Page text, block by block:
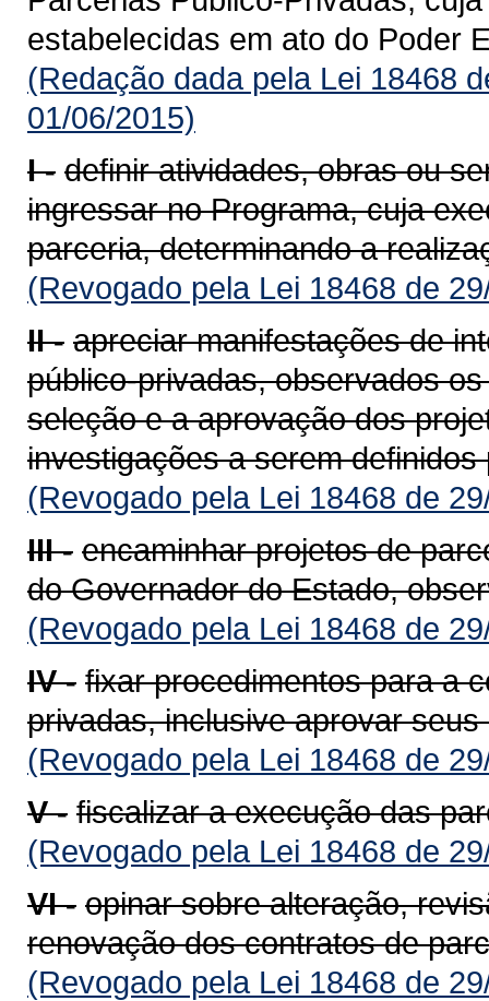
estabelecidas em ato do Poder
(Redação dada pela Lei 18468
01/06/2015)
I - definir atividades, obras ou
ingressar no Programa, cuja
parceria, determinando a
(Revogado pela Lei 18468 de
II - apreciar manifestações de
público-privadas, observados
seleção e a aprovação dos
investigações a serem
(Revogado pela Lei 18468 de
III - encaminhar projetos de
do Governador do Estado,
(Revogado pela Lei 18468 de
IV - fixar procedimentos para a
privadas, inclusive aprovar
(Revogado pela Lei 18468 de
V - fiscalizar a execução das
(Revogado pela Lei 18468 de
VI - opinar sobre alteração,
renovação dos contratos de
(Revogado pela Lei 18468 de